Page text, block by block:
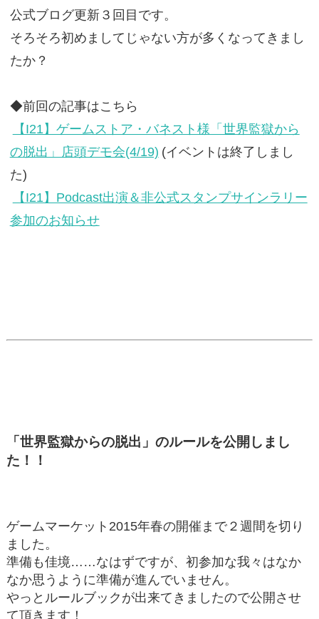
公式ブログ更新３回目です。
そろそろ初めましてじゃない方が多くなってきまし
たか？
◆前回の記事はこちら
【I21】ゲームストア・バネスト様「世界監獄から
の脱出」店頭デモ会(4/19) (イベントは終了しまし
た)
【I21】Podcast出演＆非公式スタンプサインラリー
参加のお知らせ
「世界監獄からの脱出」のルールを公開しまし
た！！
ゲームマーケット2015年春の開催まで２週間を切り
ました。
準備も佳境……なはずですが、初参加な我々はなか
なか思うように準備が進んでいません。
やっとルールブックが出来てきましたので公開させ
て頂きます！